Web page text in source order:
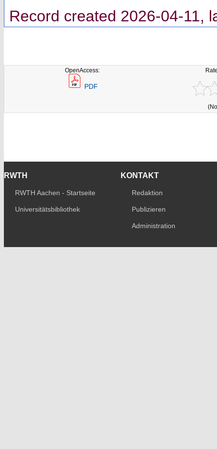
Record created 2026-04-11,
OpenAccess:
PDF
RWTH
RWTH Aachen - Startseite
Universitätsbibliothek
KONTAKT
Redaktion
Publizieren
Administration